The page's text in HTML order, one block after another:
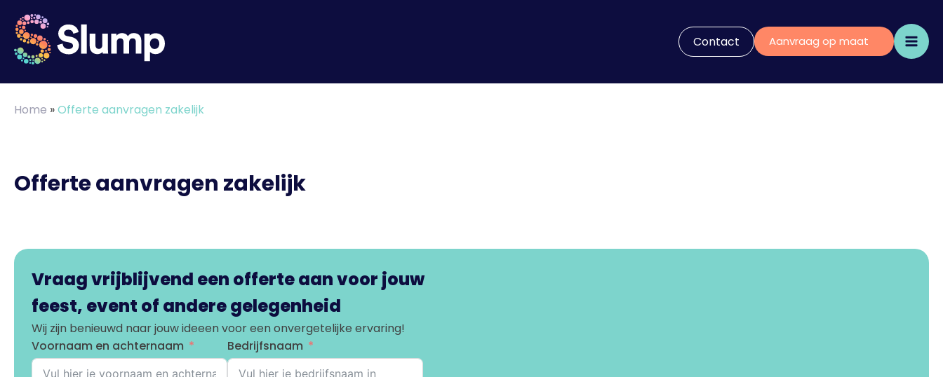
Contact Aanvraag op maat
Home »Offerte aanvragen zakelijk
Offerte aanvragen zakelijk
Vraag vrijblijvend een offerte aan voor jouw
feest, event of andere gelegenheid
Wij zijn benieuwd naar jouw ideeen voor een onvergetelijke ervaring!
Voornaam en achternaam
Bedrijfsnaam